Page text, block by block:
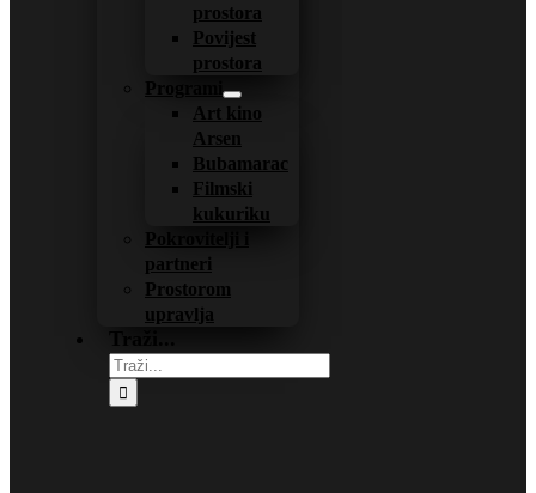
prostora
Povijest
prostora
Programi
Art kino
Arsen
Bubamarac
Filmski
kukuriku
Pokrovitelji i
partneri
Prostorom
upravlja